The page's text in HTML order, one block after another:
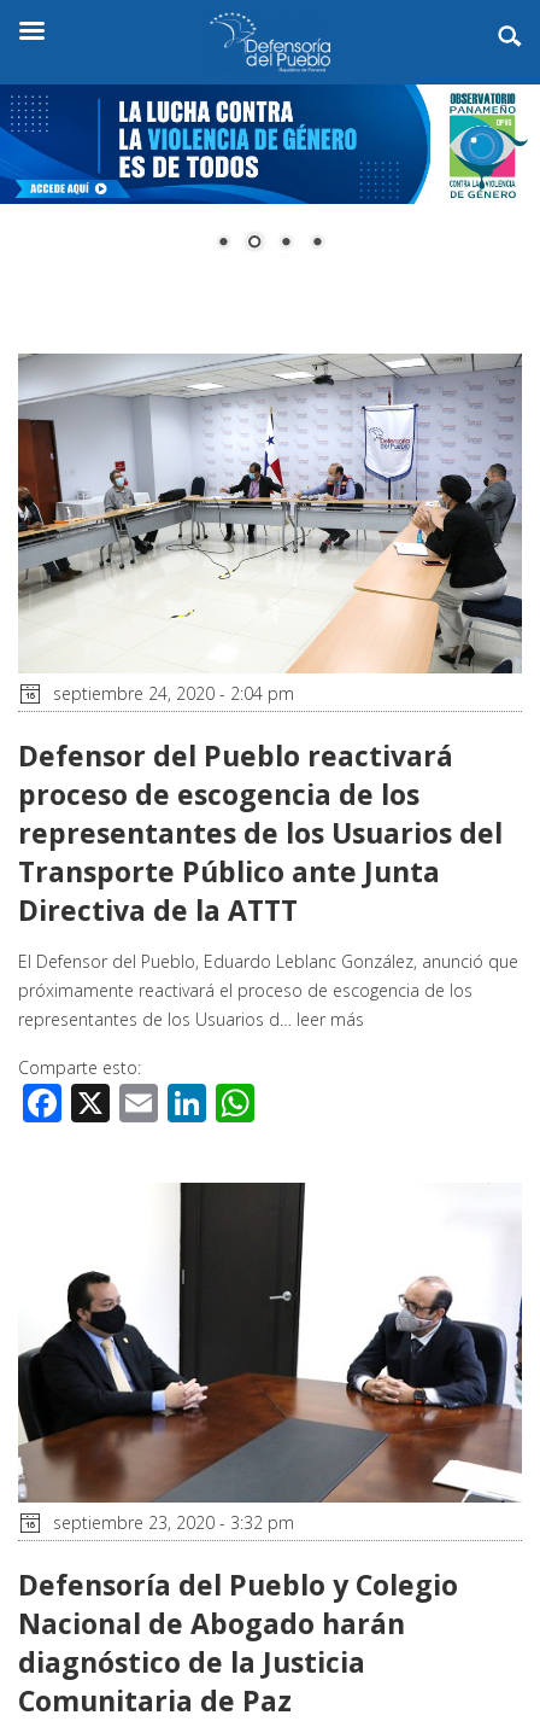
septiembre 24, 2020 - 2:04 pm
Defensor del Pueblo reactivará
proceso de escogencia de los
representantes de los Usuarios del
Transporte Público ante Junta
Directiva de la ATTT
El Defensor del Pueblo, Eduardo Leblanc González, anunció que
próximamente reactivará el proceso de escogencia de los
representantes de los Usuarios d… leer más
Comparte esto:
Facebook
X EmailLinkedIn
septiembre 23, 2020 - 3:32 pm
Defensoría del Pueblo y Colegio
Nacional de Abogado harán
diagnóstico de la Justicia
Comunitaria de Paz